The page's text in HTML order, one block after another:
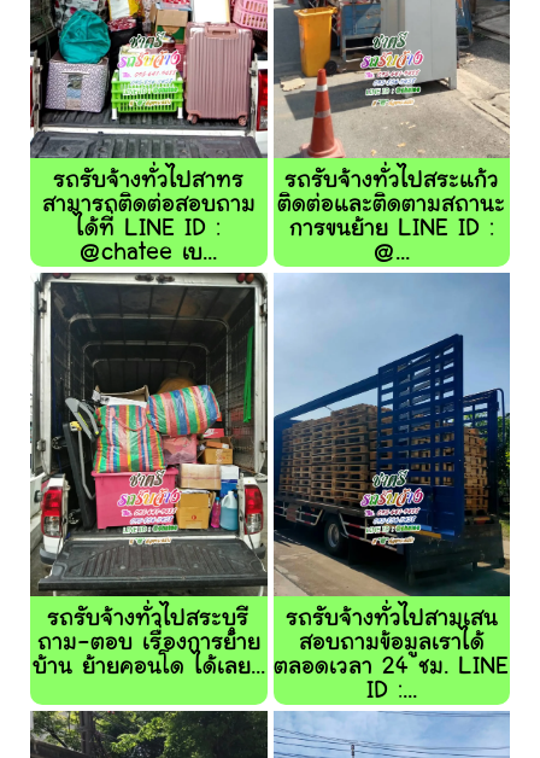
รถรับจ้างทั่วไปสาทร
สามารถติดต่อสอบถาม
ได้ที่ LINE ID :
@chatee เบ...
รถรับจ้างทั่วไปสระแก้ว
ติดต่อและติดตามสถานะ
การขนย้าย LINE ID :
@...
รถรับจ้างทั่วไปสระบุรี
ถาม-ตอบ เรื่องการย้าย
บ้าน ย้ายคอนโด ได้เลย...
รถรับจ้างทั่วไปสามเสน
สอบถามข้อมูลเราได้
ตลอดเวลา 24 ชม. LINE
ID :...